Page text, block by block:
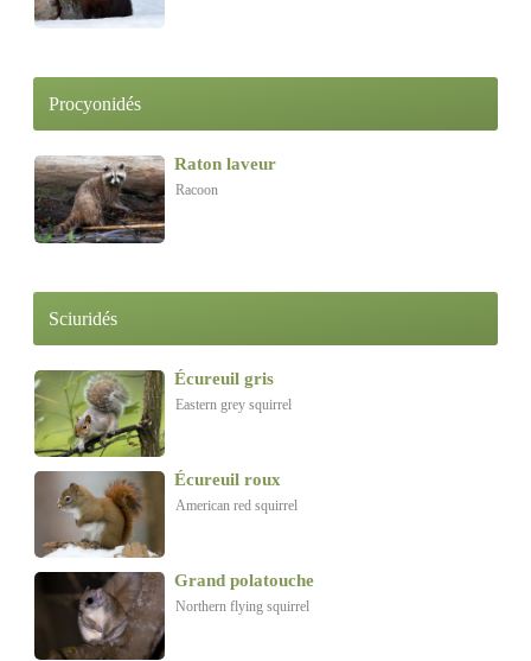
Procyonidés
Raton laveur
Racoon
Sciuridés
Écureuil gris
Eastern grey squirrel
Écureuil roux
American red squirrel
Grand polatouche
Northern flying squirrel